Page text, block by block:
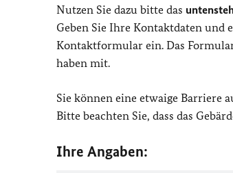
Nutzen Sie dazu bitte das
Geben Sie Ihre Kontaktdaten und
Kontaktformular ein. Das
haben mit.
Sie können eine etwaige Barriere
Bitte beachten Sie, dass das
Ihre Angaben: